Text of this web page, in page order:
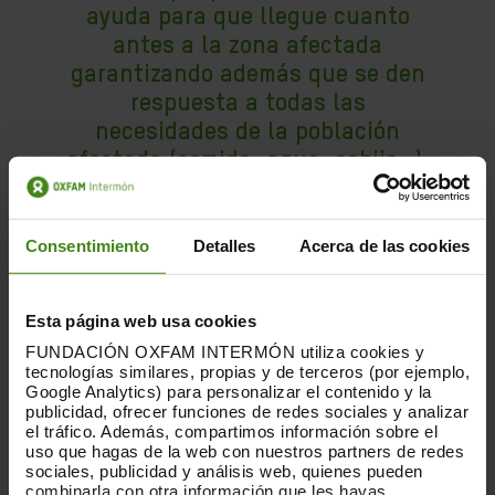
Consentimiento Detalles Acerca de las cookies
Esta página web usa cookies
FUNDACIÓN OXFAM INTERMÓN utiliza cookies y
tecnologías similares, propias y de terceros (por ejemplo,
Google Analytics) para personalizar el contenido y la
publicidad, ofrecer funciones de redes sociales y analizar
el tráfico. Además, compartimos información sobre el
uso que hagas de la web con nuestros partners de redes
sociales, publicidad y análisis web, quienes pueden
combinarla con otra información que les hayas
ayuda para que llegue cuanto
antes a la zona afectada
garantizando además que se den
respuesta a todas las
necesidades de la población
afectada (comida, agua, cobijo…).
Este es el principal objetivo del
Comité de Emergencia que hoy
damos a conocer”
Coordinadora del Comité de Emergencia
La presentación del Comité de
Emergencia , celebrada hoy en el Impact
Hub de Madrid, ha contado con la